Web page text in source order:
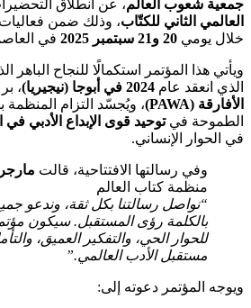
جمعية شعوب العالم، عن انطلاق
العالمي الثاني للكتّاب، وذلك ضمن فعاليات
خلال يومي 20 و21 سبتمبر 2025 في
ويأتي هذا المؤتمر استكمالًا للنجاح الباهر
الذي انعقد عام 2024 في أبوجا (نيجيريا) ،
الأفارقة (PAWA)
، ويُجسّد التزام المنظمة
الطموحة فيتوحيد قوى الإبداع الأدبي في
في الحوار الإنساني.
وفي رسالتها الافتتاحية، قالت
منظمة كتاب العالم
“نواصل رسالتنا بكل ثقة، وندعو
بالكلمة رؤى المستقبل. سيكون
للحوار الحي، والتفكير العميق،
مستقبل الأدب العالمي.”
ويوجه المؤتمر دعوته إلى: